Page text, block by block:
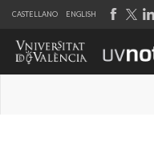
CASTELLANO ENGLISH